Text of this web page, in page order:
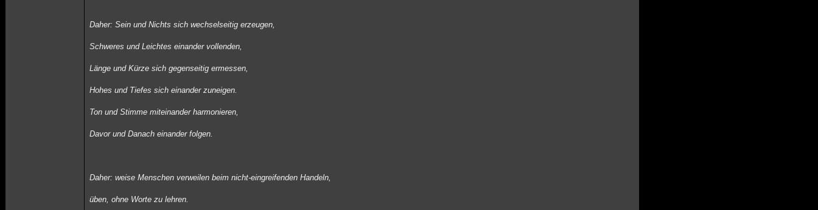
Daher: Sein und Nichts sich wechselseitig erzeugen,
Schweres und Leichtes einander vollenden,
Länge und Kürze sich gegenseitig ermessen,
Hohes und Tiefes sich einander zuneigen.
Ton und Stimme miteinander harmonieren,
Davor und Danach einander folgen.
Daher: weise Menschen verweilen beim nicht-eingreifenden Handeln,
üben, ohne Worte zu lehren.